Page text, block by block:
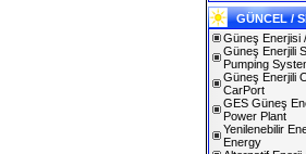
GÜNCEL /
Güneş Enerjisi
Güneş Enerjili
Pumping
Güneş Enerjili
CarPort
GES Güneş
Power Plant
Yenilenebilir
Energy